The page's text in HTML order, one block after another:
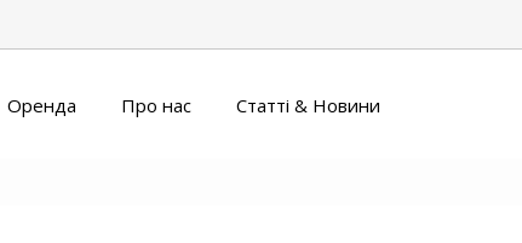
Оренда Про нас Статті & Новини